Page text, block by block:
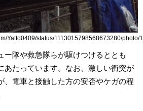
Yatto0409/status/1113015798568673280/photo/1
ー隊や救急隊らが駆けつけるととも
あたっています。なお、激しい衝突が
、電車と接触した方の安否やケガの程